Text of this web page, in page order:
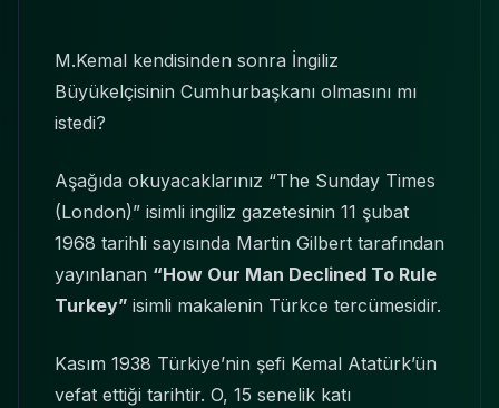
M.Kemal kendisinden sonra İngiliz
Büyükelçisinin Cumhurbaşkanı olmasını mı
istedi?
Aşağıda okuyacaklarınız “The Sunday Times
(London)” isimli ingiliz gazetesinin 11 şubat
1968 tarihli sayısında Martin Gilbert tarafından
yayınlanan “How Our Man Declined To Rule
Turkey” isimli makalenin Türkce tercümesidir.
Kasım 1938 Türkiye’nin şefi Kemal Atatürk’ün
vefat ettiği tarihtir. O, 15 senelik katı